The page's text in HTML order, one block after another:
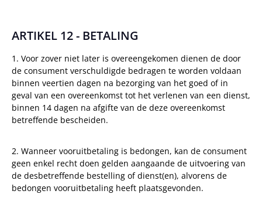
ARTIKEL 12 - BETALING
1. Voor zover niet later is overeengekomen dienen de door
de consument verschuldigde bedragen te worden voldaan
binnen veertien dagen na bezorging van het goed of in
geval van een overeenkomst tot het verlenen van een dienst,
binnen 14 dagen na afgifte van de deze overeenkomst
betreffende bescheiden.
2. Wanneer vooruitbetaling is bedongen, kan de consument
geen enkel recht doen gelden aangaande de uitvoering van
de desbetreffende bestelling of dienst(en), alvorens de
bedongen vooruitbetaling heeft plaatsgevonden.